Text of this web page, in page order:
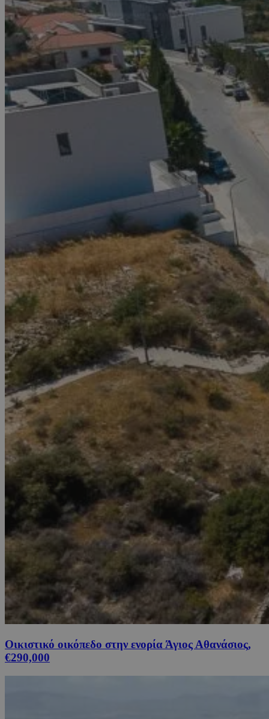
Οικιστικό οικόπεδο στην ενορία Άγιος Αθανάσιος,
€290,000